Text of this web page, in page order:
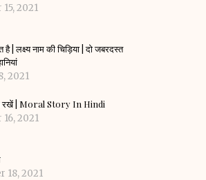
2021
| लक्ष्य नाम की चिड़िया | दो जबरदस्त
2021
रखें | Moral Story In Hindi
2021
18, 2021